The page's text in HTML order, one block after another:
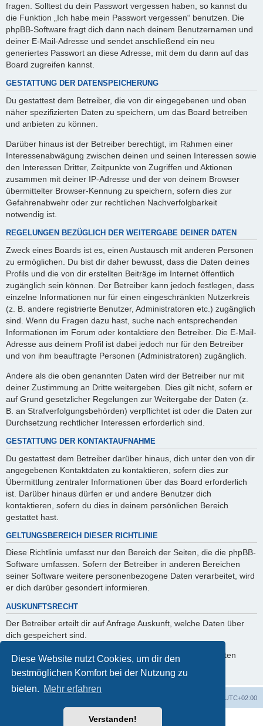
Diese Website nutzt Cookies, um dir den
bestmöglichen Komfort bei der Nutzung zu
bieten. Mehr erfahren
Verstanden!
fragen. Solltest du dein Passwort vergessen haben, so kannst du
die Funktion „Ich habe mein Passwort vergessen“ benutzen. Die
phpBB-Software fragt dich dann nach deinem Benutzernamen und
deiner E-Mail-Adresse und sendet anschließend ein neu
generiertes Passwort an diese Adresse, mit dem du dann auf das
Board zugreifen kannst.
GESTATTUNG DER DATENSPEICHERUNG
Du gestattest dem Betreiber, die von dir eingegebenen und oben
näher spezifizierten Daten zu speichern, um das Board betreiben
und anbieten zu können.
Darüber hinaus ist der Betreiber berechtigt, im Rahmen einer
Interessenabwägung zwischen deinen und seinen Interessen sowie
den Interessen Dritter, Zeitpunkte von Zugriffen und Aktionen
zusammen mit deiner IP-Adresse und der von deinem Browser
übermittelter Browser-Kennung zu speichern, sofern dies zur
Gefahrenabwehr oder zur rechtlichen Nachverfolgbarkeit
notwendig ist.
REGELUNGEN BEZÜGLICH DER WEITERGABE DEINER DATEN
Zweck eines Boards ist es, einen Austausch mit anderen Personen
zu ermöglichen. Du bist dir daher bewusst, dass die Daten deines
Profils und die von dir erstellten Beiträge im Internet öffentlich
zugänglich sein können. Der Betreiber kann jedoch festlegen, dass
einzelne Informationen nur für einen eingeschränkten Nutzerkreis
(z. B. andere registrierte Benutzer, Administratoren etc.) zugänglich
sind. Wenn du Fragen dazu hast, suche nach entsprechenden
Informationen im Forum oder kontaktiere den Betreiber. Die E-Mail-
Adresse aus deinem Profil ist dabei jedoch nur für den Betreiber
und von ihm beauftragte Personen (Administratoren) zugänglich.
Andere als die oben genannten Daten wird der Betreiber nur mit
deiner Zustimmung an Dritte weitergeben. Dies gilt nicht, sofern er
auf Grund gesetzlicher Regelungen zur Weitergabe der Daten (z.
B. an Strafverfolgungsbehörden) verpflichtet ist oder die Daten zur
Durchsetzung rechtlicher Interessen erforderlich sind.
GESTATTUNG DER KONTAKTAUFNAHME
Du gestattest dem Betreiber darüber hinaus, dich unter den von dir
angegebenen Kontaktdaten zu kontaktieren, sofern dies zur
Übermittlung zentraler Informationen über das Board erforderlich
ist. Darüber hinaus dürfen er und andere Benutzer dich
kontaktieren, sofern du dies in deinem persönlichen Bereich
gestattet hast.
GELTUNGSBEREICH DIESER RICHTLINIE
Diese Richtlinie umfasst nur den Bereich der Seiten, die die phpBB-
Software umfassen. Sofern der Betreiber in anderen Bereichen
seiner Software weitere personenbezogene Daten verarbeitet, wird
er dich darüber gesondert informieren.
AUSKUNFTSRECHT
Der Betreiber erteilt dir auf Anfrage Auskunft, welche Daten über
dich gespeichert sind.
Du kannst jederzeit die Löschung bzw. Sperrung deiner Daten
verlangen. Kontaktiere hierzu bitte den Betreiber.
UTC+02:00
Powered byphpBB® Forum Software © phpBB Limited